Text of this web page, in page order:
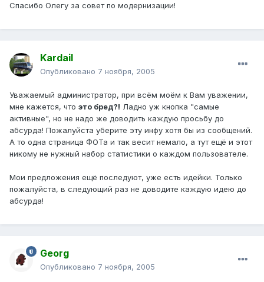
Спасибо Олегу за совет по модернизации!
Kardail
Опубликовано 7 ноября, 2005
Уважаемый администратор, при всём моём к Вам уважении,
мне кажется, что это бред?! Ладно уж кнопка "самые
активные", но не надо же доводить каждую просьбу до
абсурда! Пожалуйста уберите эту инфу хотя бы из сообщений.
А то одна страница ФОТа и так весит немало, а тут ещё и этот
никому не нужный набор статистики о каждом пользователе.
Мои предложения ещё последуют, уже есть идейки. Только
пожалуйста, в следующий раз не доводите каждую идею до
абсурда!
Georg
Опубликовано 7 ноября, 2005